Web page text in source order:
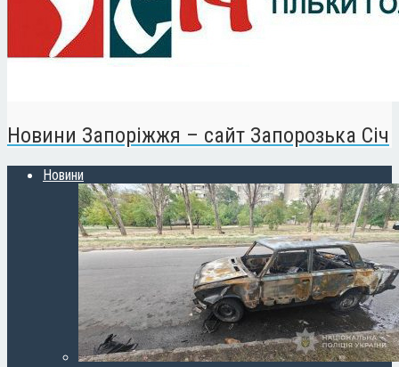
Новини Запоріжжя – сайт Запорозька Січ
Новини